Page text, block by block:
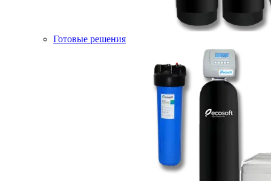
Готовые решения